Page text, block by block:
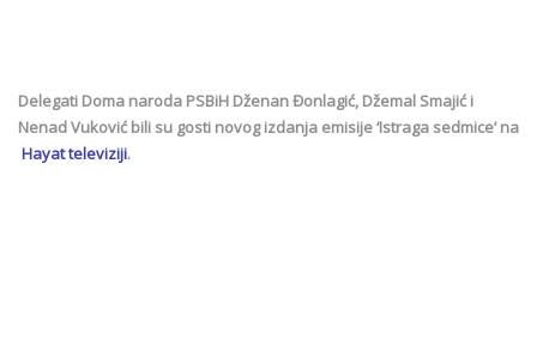
Delegati Doma naroda PSBiH Dženan Đonlagić, Džemal Smajić i
Nenad Vuković bili su gosti novog izdanja emisije ‘Istraga sedmice’ na
Hayat televiziji.